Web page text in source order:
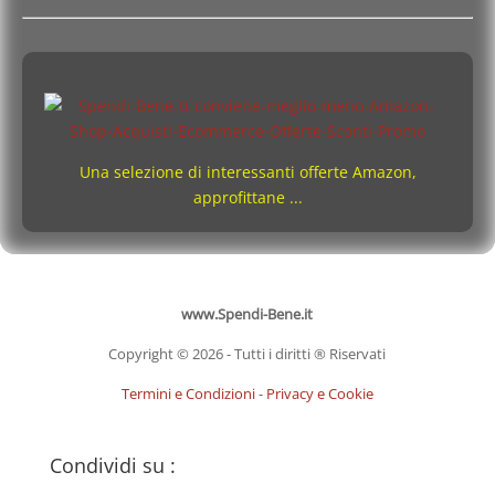
Una selezione di interessanti offerte Amazon,
approfittane ...
www.Spendi-Bene.it
Copyright © 2026 - Tutti i diritti ® Riservati
Termini e Condizioni- Privacy e Cookie
Condividi su :